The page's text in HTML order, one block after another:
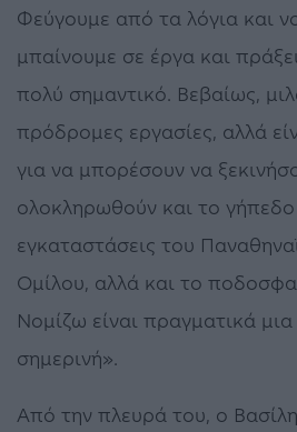
Φεύγουμε από τα λόγια και
μπαίνουμε σε έργα και
πολύ σημαντικό. Βεβαίως,
πρόδρομες εργασίες, αλλά
για να μπορέσουν να
ολοκληρωθούν και το γήπεδο
εγκαταστάσεις του
Ομίλου, αλλά και το
Νομίζω είναι πραγματικά
σημερινή».
Από την πλευρά του, ο